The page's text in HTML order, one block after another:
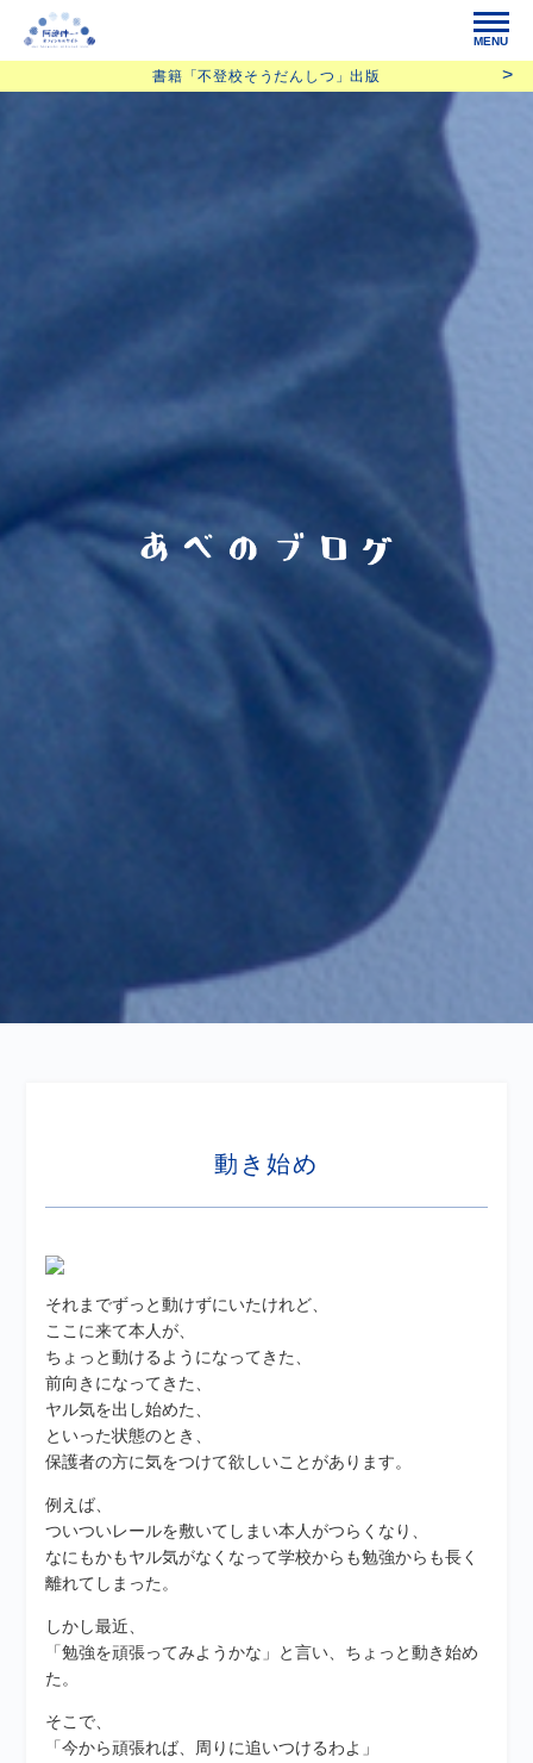
MENU
書籍「不登校そうだんしつ」出版
動き始め
それまでずっと動けずにいたけれど、
ここに来て本人が、
ちょっと動けるようになってきた、
前向きになってきた、
ヤル気を出し始めた、
といった状態のとき、
保護者の方に気をつけて欲しいことがあります。
例えば、
ついついレールを敷いてしまい本人がつらくなり、
なにもかもヤル気がなくなって学校からも勉強からも長く
離れてしまった。
しかし最近、
「勉強を頑張ってみようかな」と言い、ちょっと動き始め
た。
そこで、
「今から頑張れば、周りに追いつけるわよ」